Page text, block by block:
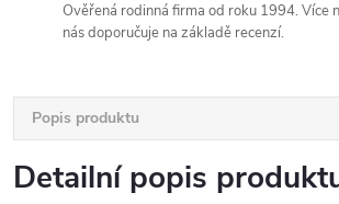
Ověřená rodinná firma od roku 1994. Více
nás doporučuje na základě recenzí.
Popis produktu
Detailní popis